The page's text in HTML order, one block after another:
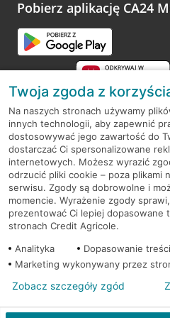
opinie.
Pobierz aplikację CA24
RODO
Regulamin serwisu
Mapa serwisu
PolitykaCookies
© 2026 Credit Agricole Bank Polska
Twoja zgoda z
Na naszych stronach używamy
innych technologii, aby zapewnić
dostosowywać jego zawartość do
dostarczać Ci spersonalizowane
internetowych. Możesz wyrazić
odrzucić pliki cookie – poza plikami
serwisu. Zgody są dobrowolne i
momencie. Wyrażenie zgody
prezentować Ci lepiej dopasowane
stronach Credit Agricole.
Analityka
Dopasowanie
Marketing wykonywany przez
Zobacz szczegóły zgód